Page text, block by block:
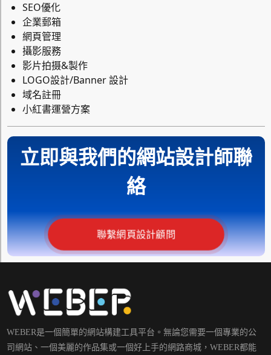
SEO優化
企業郵箱
網頁管理
攝影服務
影片拍摄&製作
LOGO設計/Banner 設計
域名註冊
小紅書運營方案
立即與我們的網站設計師聯
絡
聯繫網頁設計顧問
WEBER是一個簡單的網站構建工具平台。無論您需要一個專業的公
司網站、一個美麗的作品集或一個好上手的網路商城，WEBER都能